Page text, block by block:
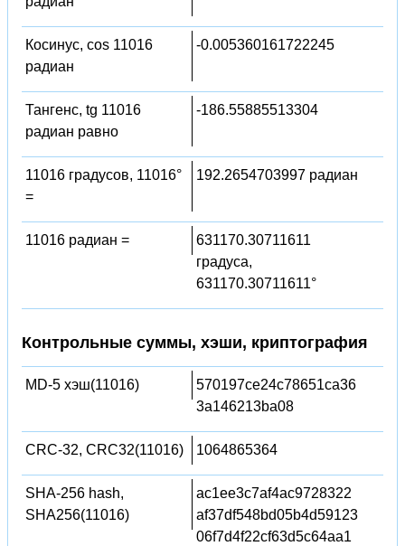
Косинус, cos 11016
радиан
-0.005360161722245
Тангенс, tg 11016
радиан равно
-186.55885513304
11016 градусов, 11016°
=
192.2654703997 радиан
11016 радиан =
631170.30711611
градуса,
631170.30711611°
Контрольные суммы, хэши, криптография
MD-5 хэш(11016)
570197ce24c78651ca36
3a146213ba08
CRC-32, CRC32(11016) 1064865364
SHA-256 hash,
SHA256(11016)
ac1ee3c7af4ac9728322
af37df548bd05b4d59123
06f7d4f22cf63d5c64aa1